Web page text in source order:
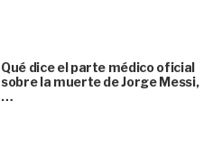
Qué dice el parte médico oficial
sobre la muerte de Jorge Messi,
…